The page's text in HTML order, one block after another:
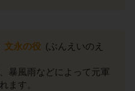
文永の役 (ぶんえいのえ
暴風雨などによって元軍
ます。